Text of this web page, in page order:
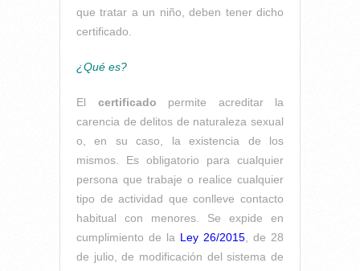
que tratar a un niño, deben tener dicho
certificado.
¿Qué es?
El certificado permite acreditar la
carencia de delitos de naturaleza sexual
o, en su caso, la existencia de los
mismos. Es obligatorio para cualquier
persona que trabaje o realice cualquier
tipo de actividad que conlleve contacto
habitual con menores. Se expide en
cumplimiento de la Ley 26/2015 , de 28
de julio, de modificación del sistema de